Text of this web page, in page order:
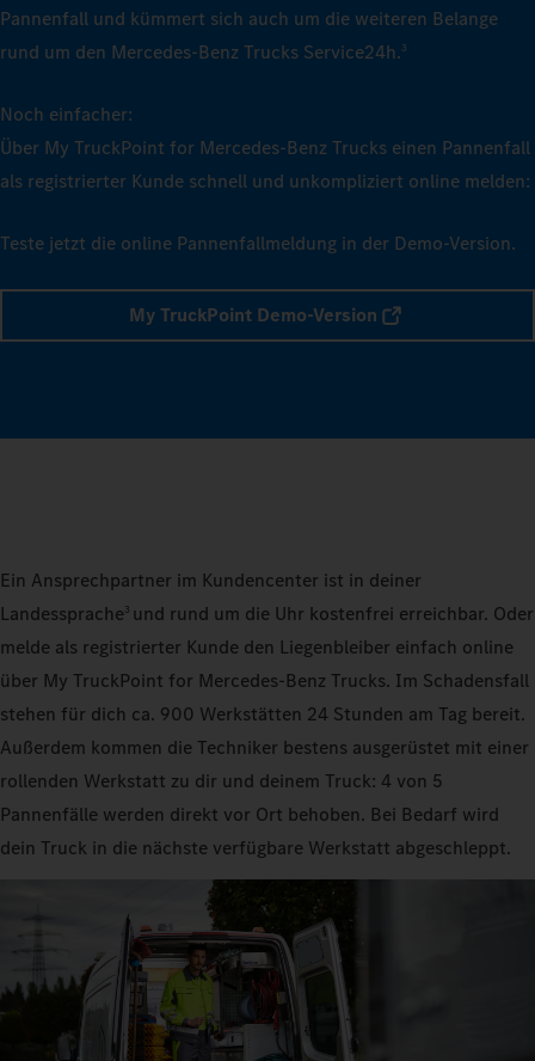
Pannenfall und kümmert sich auch um die weiteren Belange
rund um den Mercedes‑Benz Trucks Service24h.3
Noch einfacher:
Über My TruckPoint for Mercedes‑Benz Trucks einen Pannenfall
als registrierter Kunde schnell und unkompliziert online melden:
Teste jetzt die online Pannenfallmeldung in der Demo-Version.
My TruckPoint Demo-Version
Ein Ansprechpartner im Kundencenter ist in deiner
Landessprache3 und rund um die Uhr kostenfrei erreichbar. Oder
melde als registrierter Kunde den Liegenbleiber einfach online
über My TruckPoint for Mercedes‑Benz Trucks. Im Schadensfall
stehen für dich ca. 900 Werkstätten 24 Stunden am Tag bereit.
Außerdem kommen die Techniker bestens ausgerüstet mit einer
rollenden Werkstatt zu dir und deinem Truck: 4 von 5
Pannenfälle werden direkt vor Ort behoben. Bei Bedarf wird
dein Truck in die nächste verfügbare Werkstatt abgeschleppt.